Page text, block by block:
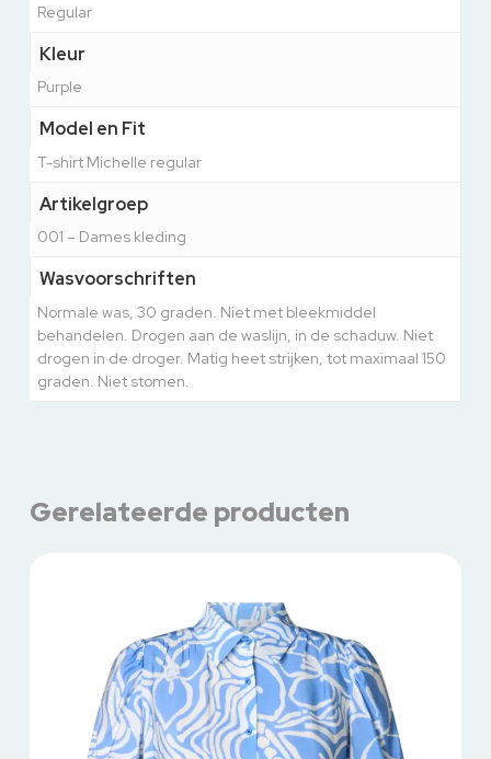
Regular
Kleur
Purple
Model en Fit
T-shirt Michelle regular
Artikelgroep
001 – Dames kleding
Wasvoorschriften
Normale was, 30 graden. Niet met bleekmiddel
behandelen. Drogen aan de waslijn, in de schaduw. Niet
drogen in de droger. Matig heet strijken, tot maximaal 150
graden. Niet stomen.
Gerelateerde producten